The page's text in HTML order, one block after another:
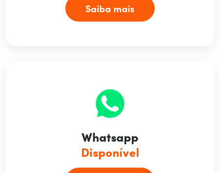
Saiba mais
Whatsapp
Disponível